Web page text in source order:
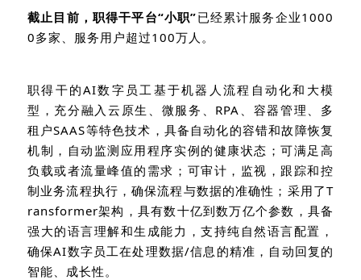
截止目前，职得干平台“小职”已经累计服务企业1000
0多家、服务用户超过100万人。
职得干的AI数字员工基于机器人流程自动化和大模
型，充分融入云原生、微服务、 RPA
、容器管理、多
租户SAAS等特色技术，具备自动化的容错和故障恢复
机制，自动监测应用程序实例的健康状态；可满足高
负载或者流量峰值的需求；可审计，监视，跟踪和控
制业务流程执行，确保流程与数据的准确性；采用了T
ransformer架构，具有数十亿到数万亿个参数，具备
强大的语言理解和生成能力，支持纯自然语言配置，
确保AI数字员工在处理数据/信息的精准，自动回复的
智能、成长性。